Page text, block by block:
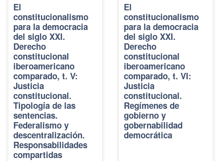
El
constitucionalismo
para la democracia
del siglo XXI.
Derecho
constitucional
iberoamericano
comparado, t. V:
Justicia
constitucional.
Tipología de las
sentencias.
Federalismo y
descentralización.
Responsabilidades
compartidas
El
constitucionalismo
para la democracia
del siglo XXI.
Derecho
constitucional
iberoamericano
comparado, t. VI:
Justicia
constitucional.
Regímenes de
gobierno y
gobernabilidad
democrática